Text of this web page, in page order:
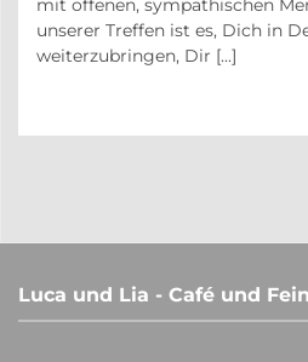
mit offenen, sympathischen
unserer Treffen ist es, Dich in
weiterzubringen, Dir [...]
Luca und Lia - Café und